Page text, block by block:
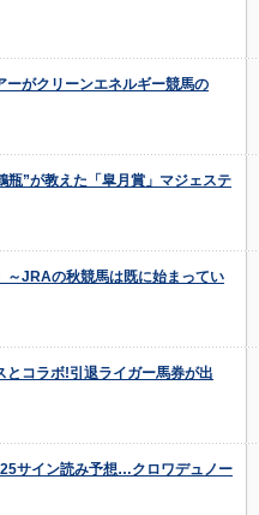
ーがクリーンエネルギー競馬の
瓶”が教えた「皐月賞」マジェステ
～JRAの秋競馬は既に始まってい
とコラボ!引退ライガー馬券が出
サイン読み予想…クロワデュノー